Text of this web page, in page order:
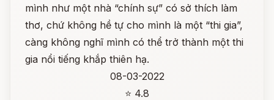
mình như một nhà “chính sự” có sở thích làm
thơ, chứ không hề tự cho mình là một “thi gia”,
càng không nghĩ mình có thể trở thành một thi
gia nổi tiếng khắp thiên hạ.
08-03-2022
⭐ 4.8